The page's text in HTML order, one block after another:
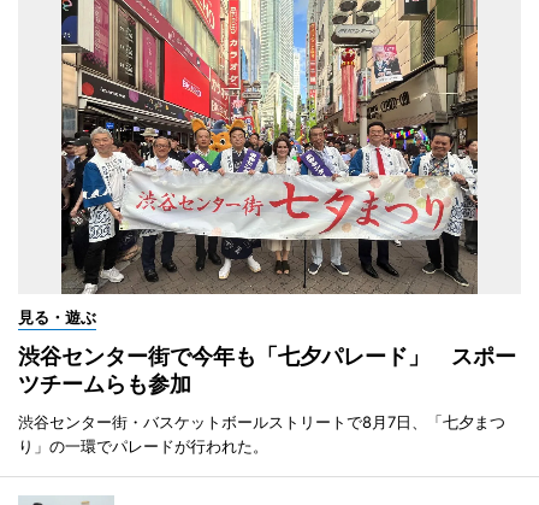
見る・遊ぶ
渋谷センター街で今年も「七夕パレード」 スポー
ツチームらも参加
渋谷センター街・バスケットボールストリートで8月7日、「七夕まつ
り」の一環でパレードが行われた。